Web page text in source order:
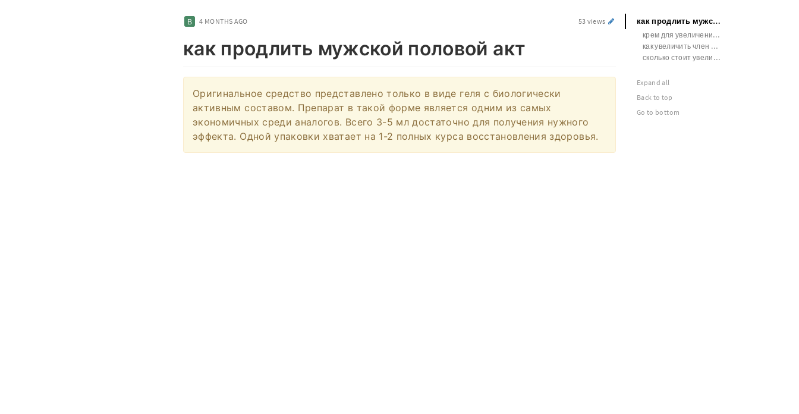
4 MONTHS AGO 53 views
как продлить мужской половой акт
Оригинальное средство представлено только в виде геля с биологически
активным составом. Препарат в такой форме является одним из самых
экономичных среди аналогов. Всего 3-5 мл достаточно для получения нужного
эффекта. Одной упаковки хватает на 1-2 полных курса восстановления здоровья.
как продлить мужской половой акт
крем для увеличения члена hotterra
как увеличить член сроки
сколько стоит увеличить член в тюмени
Expand all
Back to top
Go to bottom